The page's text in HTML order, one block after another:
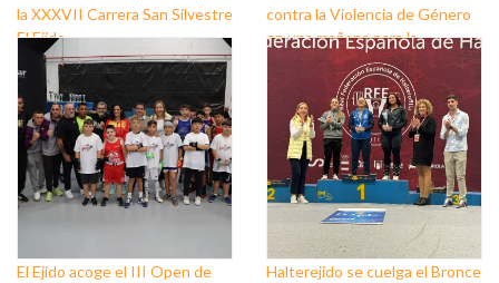
la XXXVII Carrera San Silvestre
El Ejido
contra la Violencia de Género
en una mañana para la
reivindicación y la
concienciación
El Ejido acoge el III Open de
Halterejido se cuelga el Bronce